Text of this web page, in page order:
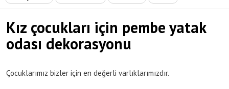
Kız çocukları için pembe yatak
odası dekorasyonu
Çocuklarımız bizler için en değerli varlıklarımızdır.